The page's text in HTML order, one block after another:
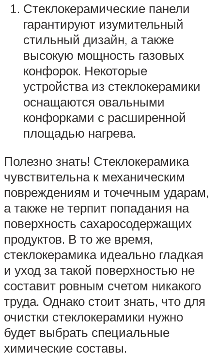
Стеклокерамические панели
гарантируют изумительный
стильный дизайн, а также
высокую мощность газовых
конфорок. Некоторые
устройства из стеклокерамики
оснащаются овальными
конфорками с расширенной
площадью нагрева.
Полезно знать! Стеклокерамика
чувствительна к механическим
повреждениям и точечным ударам,
а также не терпит попадания на
поверхность сахаросодержащих
продуктов. В то же время,
стеклокерамика идеально гладкая
и уход за такой поверхностью не
составит ровным счетом никакого
труда. Однако стоит знать, что для
очистки стеклокерамики нужно
будет выбрать специальные
химические составы.